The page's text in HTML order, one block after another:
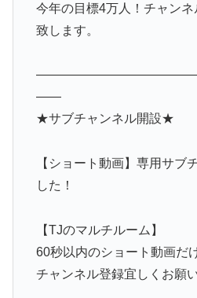
今年の目標4万人！チャン
致します。
——
★サブチャンネル開設★
【ショート動画】専用サブ
した！
【TJのマルチルーム】
60秒以内のショート動画だ
チャンネル登録宜しくお願